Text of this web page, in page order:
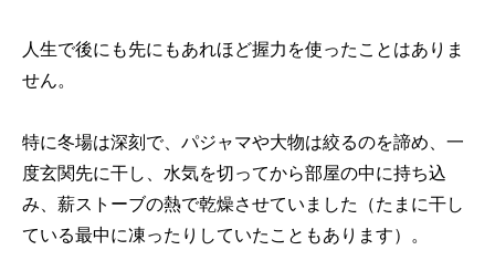
人生で後にも先にもあれほど握力を使ったことはありま
せん。
特に冬場は深刻で、パジャマや大物は絞るのを諦め、一
度玄関先に干し、水気を切ってから部屋の中に持ち込
み、薪ストーブの熱で乾燥させていました（たまに干し
ている最中に凍ったりしていたこともあります）。